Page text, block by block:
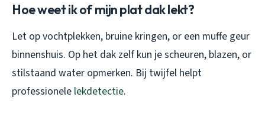
Hoe weet ik of mijn plat dak lekt?
Let op vochtplekken, bruine kringen, or een muffe geur
binnenshuis. Op het dak zelf kun je scheuren, blazen, or
stilstaand water opmerken. Bij twijfel helpt
professionele lekdetectie.